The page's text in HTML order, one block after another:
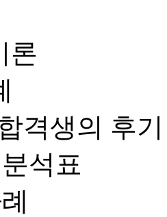
론
격생의 후기
석표